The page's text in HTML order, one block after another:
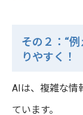
その２：“
りやすく！
AIは、複雑な情
ています。